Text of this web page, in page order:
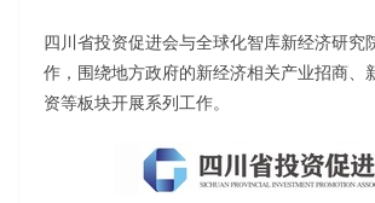
四川省投资促进会与全球化智库新经济研究
作，围绕地方政府的新经济相关产业招商、
资等板块开展系列工作。